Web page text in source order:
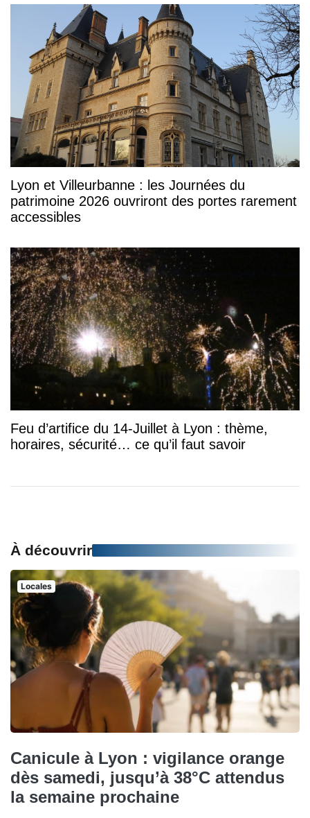
Lyon et Villeurbanne : les Journées du
patrimoine 2026 ouvriront des portes rarement
accessibles
Feu d’artifice du 14-Juillet à Lyon : thème,
horaires, sécurité… ce qu’il faut savoir
À découvrir
Locales
Canicule à Lyon : vigilance orange
dès samedi, jusqu’à 38°C attendus
la semaine prochaine